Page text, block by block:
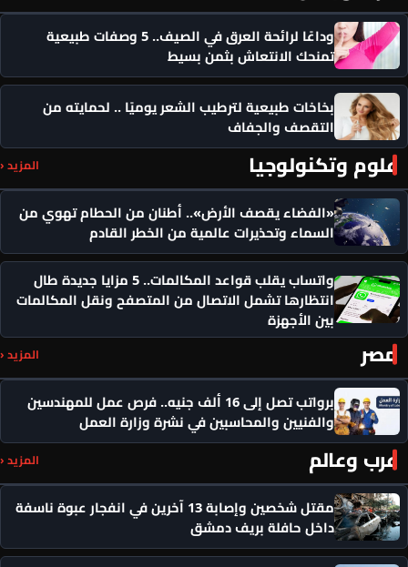
وداعًا لرائحة العرق في الصيف.. 5 وصفات طبيعية
تمنحك الانتعاش بثمن بسيط
بخاخات طبيعية لترطيب الشعر يوميًا .. لحمايته من
التقصف والجفاف
علوم وتكنولوجيا المزيد ‹
«الفضاء يقصف الأرض».. أطنان من الحطام تهوي من
السماء وتحذيرات عالمية من الخطر القادم
واتساب يقلب قواعد المكالمات.. 5 مزايا جديدة طال
انتظارها تشمل الاتصال من المتصفح ونقل المكالمات
بين الأجهزة
مصر المزيد ‹
برواتب تصل إلى 16 ألف جنيه.. فرص عمل للمهندسين
والفنيين والمحاسبين في نشرة وزارة العمل
عرب وعالم المزيد ‹
مقتل شخصين وإصابة 13 آخرين في انفجار عبوة ناسفة
داخل حافلة بريف دمشق